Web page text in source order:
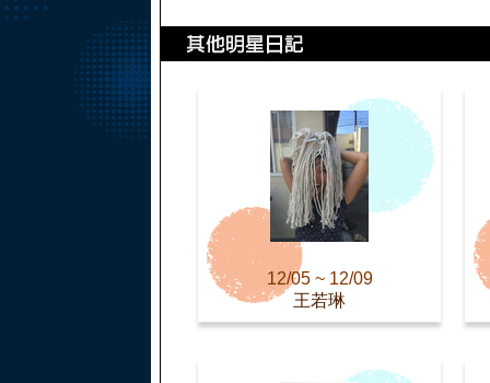
12/05 ~ 12/09
王若琳